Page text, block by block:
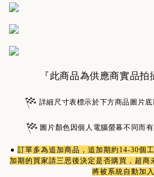
『此商品為供應商實品拍
詳細尺寸表標示於下方商品圖片
圖片顏色因個人電腦螢幕不同而
● 訂單多為追加商品 ，追加期約14-30個
加期的買家請三思後決定是否購買，超商
將被系統自動加